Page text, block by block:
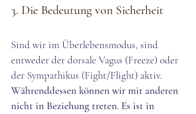
3. Die Bedeutung von Sicherheit
Sind wir im Überlebensmodus, sind
entweder der dorsale Vagus (Freeze) oder
der Sympathikus (Fight/Flight) aktiv.
Währenddessen können wir mit anderen
nicht in Beziehung treten. Es ist in